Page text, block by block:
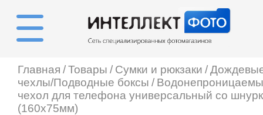
Главная /Товары / Сумки и рюкзаки /
чехлы/Подводные боксы /
чехол для телефона универсальный со
(160х75мм)